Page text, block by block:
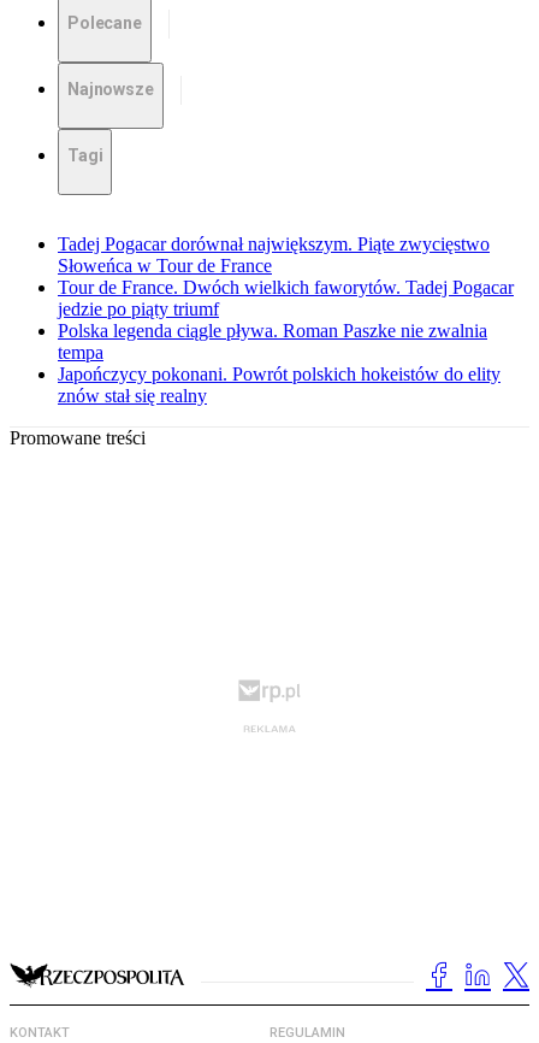
Polecane
Najnowsze
Tagi
Tadej Pogacar dorównał największym. Piąte zwycięstwo
Słoweńca w Tour de France
Tour de France. Dwóch wielkich faworytów. Tadej Pogacar
jedzie po piąty triumf
Polska legenda ciągle pływa. Roman Paszke nie zwalnia
tempa
Japończycy pokonani. Powrót polskich hokeistów do elity
znów stał się realny
Promowane treści
KONTAKT REGULAMIN